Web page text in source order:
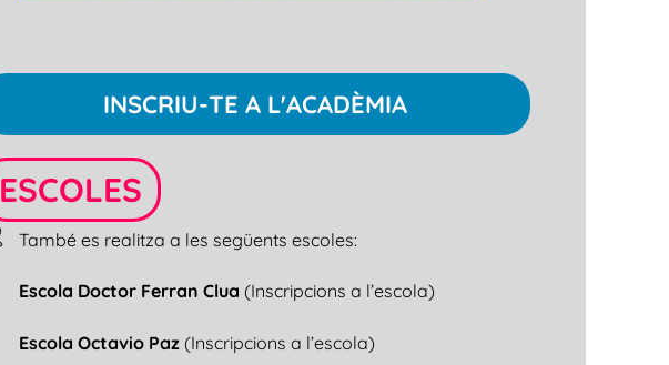
INSCRIU-TE A L'ACADÈMIA
ESCOLES
També es realitza a les següents escoles:
Escola Doctor Ferran Clua(Inscripcions a l’escola)
Escola Octavio Paz(Inscripcions a l’escola)